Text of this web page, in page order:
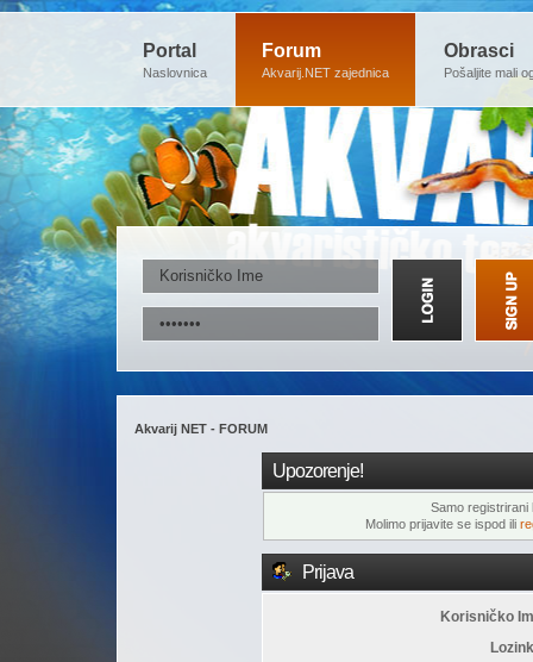
Portal
Naslovnica
Forum
Akvarij.NET zajednica
Obrasci
Pošaljite mali
Akvarij NET - FORUM
Upozorenje!
Samo registrirani
Molimo prijavite se ispod ili
Prijava
Korisničko